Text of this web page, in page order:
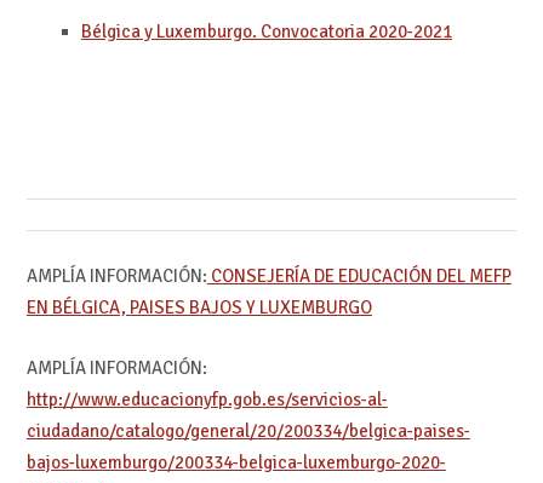
Bélgica y Luxemburgo. Convocatoria 2020-2021
AMPLÍA INFORMACIÓN: CONSEJERÍA DE EDUCACIÓN DEL MEFP
EN BÉLGICA, PAISES BAJOS Y LUXEMBURGO
AMPLÍA INFORMACIÓN:
http://www.educacionyfp.gob.es/servicios-al-
ciudadano/catalogo/general/20/200334/belgica-paises-
bajos-luxemburgo/200334-belgica-luxemburgo-2020-